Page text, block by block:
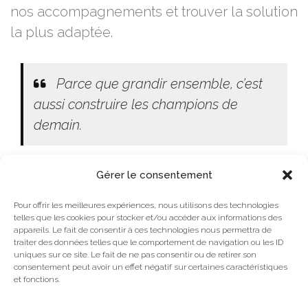
Gérer le consentement
Pour offrir les meilleures expériences, nous utilisons des technologies
telles que les cookies pour stocker et/ou accéder aux informations des
appareils. Le fait de consentir à ces technologies nous permettra de
traiter des données telles que le comportement de navigation ou les ID
uniques sur ce site. Le fait de ne pas consentir ou de retirer son
consentement peut avoir un effet négatif sur certaines caractéristiques
et fonctions.
nos accompagnements et trouver la solution
la plus adaptée.
Parce que grandir ensemble, c’est
aussi construire les champions de
demain.
Mentions légales
Plan du site